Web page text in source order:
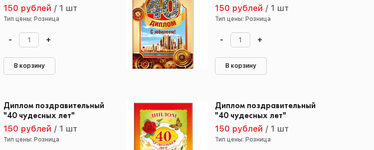
150 рублей / 1 шт
Тип цены: Розница
- +
В корзину
150 рублей / 1 шт
Тип цены: Розница
- +
В корзину
Диплом поздравительный
"40 чудесных лет"
150 рублей / 1 шт
Тип цены: Розница
Диплом поздравительный
"40 чудесных лет"
150 рублей / 1 шт
Тип цены: Розница